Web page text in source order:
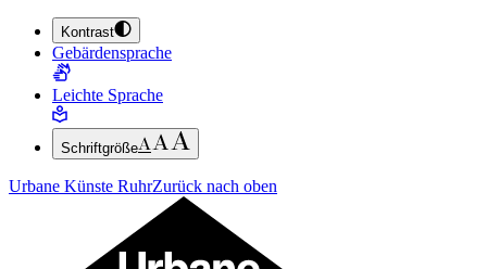
ZUM HAUPTINHALT SPRINGEN (ENTER DRÜCKEN)
ZUM FUSSBEREICH SPRINGEN (ENTER DRÜCKEN)
Kontrast
Gebärdensprache
Leichte Sprache
Schriftgröße
Urbane Künste RuhrZurück nach oben